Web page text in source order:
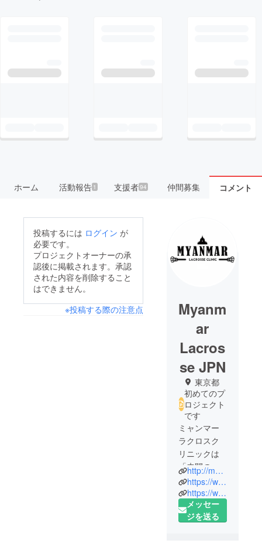
ホーム 活動報告1 支援者94 仲間募集 コメント
投稿するには ログイン が
必要です。
プロジェクトオーナーの承
認後に掲載されます。承認
された内容を削除すること
はできません。
※投稿する際の注意点
Myanm
ar
Lacros
se JPN
東京都
初めてのプ
ロジェクト
です
ミャンマー
ラクロスク
リニックは
「未開の地
へのラクロ
ス普及」を
目指し、慶
應大学女子
http://myanmarlax.tokyo/
https://www.instagram.com/myanmar_lax_japan/
https://www.facebook.com/Myanmar-Lacrosse-Clinic-114675653243803/
メッセー
ジを送る